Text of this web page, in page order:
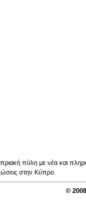
πύλη με νέα και
στην Κύπρο.
©